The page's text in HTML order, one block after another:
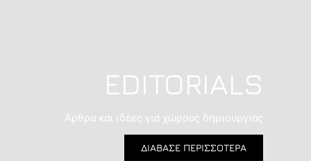
EDITORIALS
Άρθρα και ιδέες για χώρους δημιουργίας
ΔΙΑΒΑΣΕ ΠΕΡΙΣΣΟΤΕΡΑ